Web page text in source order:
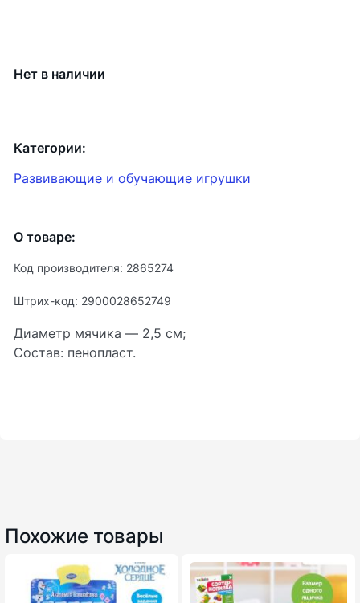
Категории:
Развивающие и обучающие игрушки
О товаре:
Код производителя: 2865274
Штрих-код: 2900028652749
Диаметр мячика — 2,5 см;
Состав: пенопласт.
Нет в наличии
Похожие товары